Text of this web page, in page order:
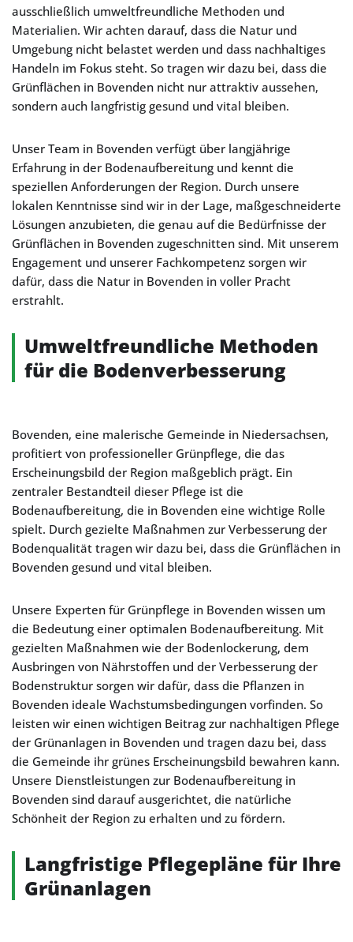
ausschließlich umweltfreundliche Methoden und
Materialien. Wir achten darauf, dass die Natur und
Umgebung nicht belastet werden und dass nachhaltiges
Handeln im Fokus steht. So tragen wir dazu bei, dass die
Grünflächen in Bovenden nicht nur attraktiv aussehen,
sondern auch langfristig gesund und vital bleiben.
Unser Team in Bovenden verfügt über langjährige
Erfahrung in der Bodenaufbereitung und kennt die
speziellen Anforderungen der Region. Durch unsere
lokalen Kenntnisse sind wir in der Lage, maßgeschneiderte
Lösungen anzubieten, die genau auf die Bedürfnisse der
Grünflächen in Bovenden zugeschnitten sind. Mit unserem
Engagement und unserer Fachkompetenz sorgen wir
dafür, dass die Natur in Bovenden in voller Pracht
erstrahlt.
Umweltfreundliche Methoden
für die Bodenverbesserung
Bovenden, eine malerische Gemeinde in Niedersachsen,
profitiert von professioneller Grünpflege, die das
Erscheinungsbild der Region maßgeblich prägt. Ein
zentraler Bestandteil dieser Pflege ist die
Bodenaufbereitung, die in Bovenden eine wichtige Rolle
spielt. Durch gezielte Maßnahmen zur Verbesserung der
Bodenqualität tragen wir dazu bei, dass die Grünflächen in
Bovenden gesund und vital bleiben.
Unsere Experten für Grünpflege in Bovenden wissen um
die Bedeutung einer optimalen Bodenaufbereitung. Mit
gezielten Maßnahmen wie der Bodenlockerung, dem
Ausbringen von Nährstoffen und der Verbesserung der
Bodenstruktur sorgen wir dafür, dass die Pflanzen in
Bovenden ideale Wachstumsbedingungen vorfinden. So
leisten wir einen wichtigen Beitrag zur nachhaltigen Pflege
der Grünanlagen in Bovenden und tragen dazu bei, dass
die Gemeinde ihr grünes Erscheinungsbild bewahren kann.
Unsere Dienstleistungen zur Bodenaufbereitung in
Bovenden sind darauf ausgerichtet, die natürliche
Schönheit der Region zu erhalten und zu fördern.
Langfristige Pflegepläne für Ihre
Grünanlagen